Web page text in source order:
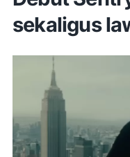
sekaligus